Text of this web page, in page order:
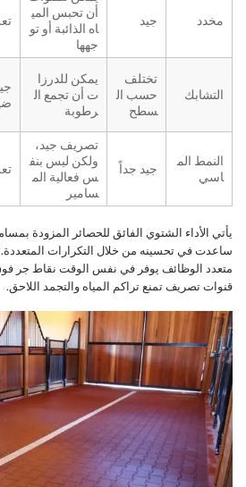
مخدد جيد
أن تحبس المي
اه الذائبة أو تو
جهها
التشابك
تختلف
حسب ال
سطح
يمكن للدرزا
ت أن تجمع ال
رطوبة
النمط الم
اسي
جيد جداً
تصريف جيد،
ولكن ليس بنف
س فعالية الم
سامير
يأتي الأداء الشتوي الفائق للحصائر المزودة
ساعدت في تحسينه من خلال التكرارات
متعدد الوظائف يوفر في نفس الوقت نقاط جر
قنوات تصريف تمنع تراكم المياه والتجمد اللاحق.